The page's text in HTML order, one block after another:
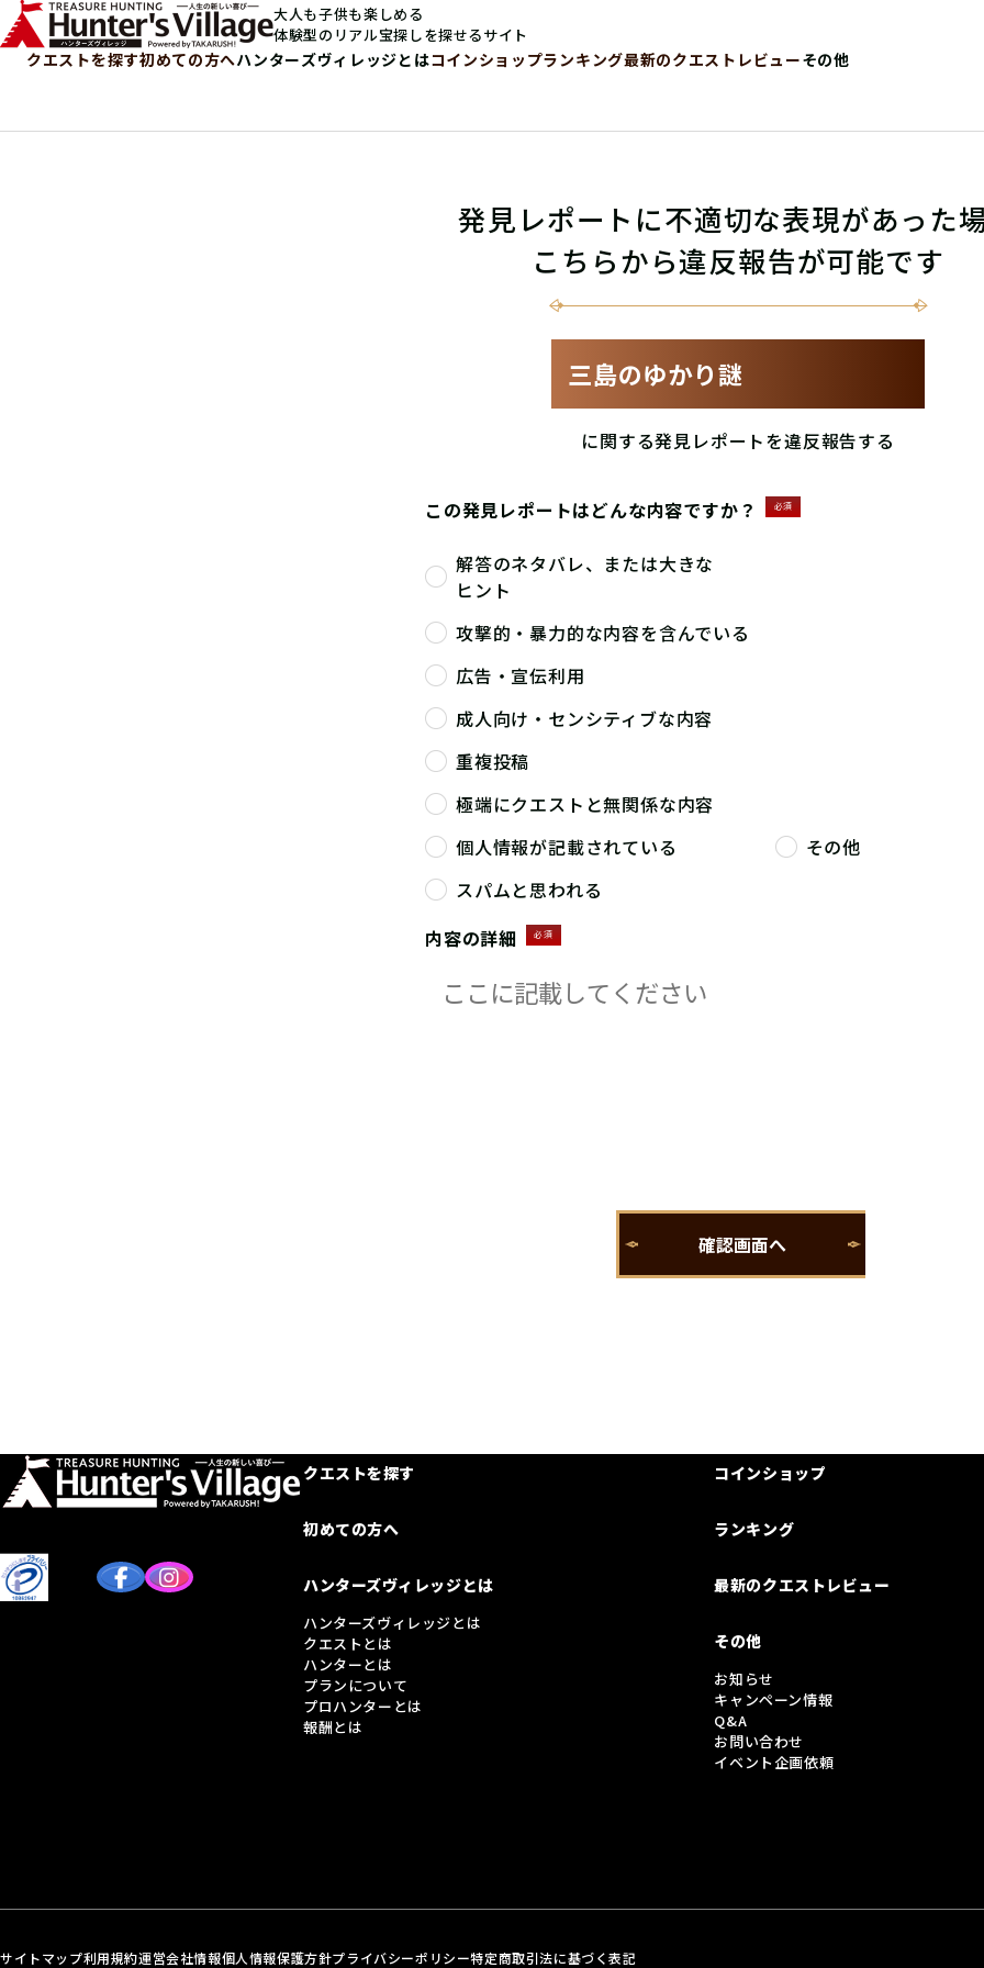
大人も子供も楽しめる
体験型のリアル宝探しを探せるサイト
クエストを探す初めての方へハンターズヴィレッジとはコインショップランキング最新のクエストレビューその他
発見レポートに不適切な表現があった
こちらから違反報告が可能です
三島のゆかり謎
に関する発見レポートを違反報告する
この発見レポートはどんな内容ですか？ 必須
解答のネタバレ、または大きな
ヒント
攻撃的・暴力的な内容を含んでいる
広告・宣伝利用
成人向け・センシティブな内容
重複投稿
極端にクエストと無関係な内容
個人情報が記載されている
その他
スパムと思われる
内容の詳細
必須
クエストを探す
初めての方へ
ハンターズヴィレッジとは
ハンターズヴィレッジとは
クエストとは
ハンターとは
プランについて
プロハンターとは
報酬とは
コインショップ
ランキング
最新のクエストレビュー
その他
お知らせ
キャンペーン情報
Q&A
お問い合わせ
イベント企画依頼
サイトマップ利用規約運営会社情報個人情報保護方針プライバシーポリシー特定商取引法に基づく表記